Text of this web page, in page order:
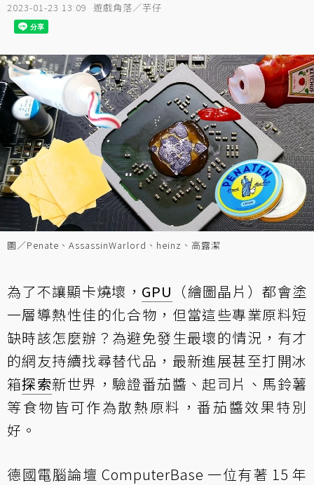
2023-01-23 13:09 遊戲角落／芋仔
圖／Penate、AssassinWarlord、heinz、高露潔
為了不讓顯卡燒壞， GPU （繪圖晶片）都會塗
一層導熱性佳的化合物，但當這些專業原料短
缺時該怎麼辦？為避免發生最壞的情況，有才
的網友持續找尋替代品，最新進展甚至打開冰
箱探索新世界，驗證番茄醬、起司片、馬鈴薯
等食物皆可作為散熱原料，番茄醬效果特別
好。
德國電腦論壇 ComputerBase 一位有著 15 年